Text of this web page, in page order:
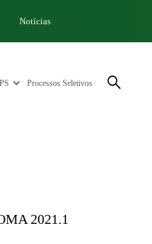
Notícias
Processos Seletivos
2021.1